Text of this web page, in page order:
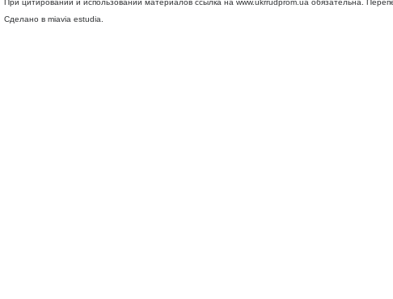
При цитировании и использовании материалов ссылка на www.ukrrudprom.ua обязательна.
Сделано в miavia estudia.